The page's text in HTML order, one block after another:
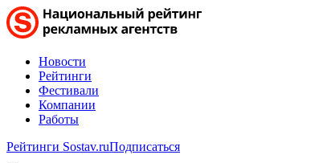
Новости
Рейтинги
Фестивали
Компании
Работы
Рейтинги Sostav.ruПодписаться